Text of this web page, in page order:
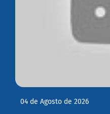
04 de Agosto de 2026